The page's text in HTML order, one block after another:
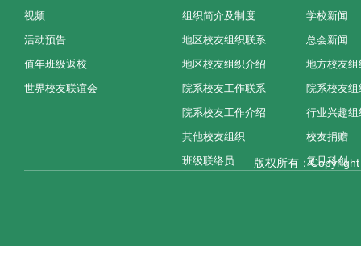
视频
活动预告
值年班级返校
世界校友联谊会
组织简介及制度
地区校友组织联系
地区校友组织介绍
院系校友工作联系
院系校友工作介绍
其他校友组织
班级联络员
学校新闻
总会新闻
地方校友组
院系校友组
行业兴趣组
校友捐赠
复旦科创
版权所有：